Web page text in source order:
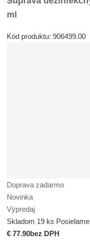
ml
Kód produktu: 906499.00
Doprava zadarmo
Novinka
Výpredaj
Skladom 19 ks
€ 77.90bez DPH